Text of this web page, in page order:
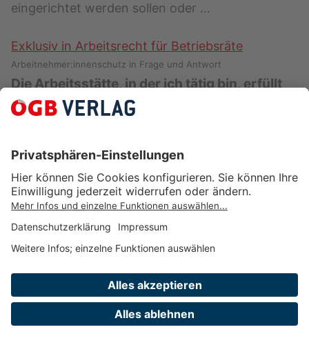
eingerichtet werden sollen oder …
Exklusiv in Arbeitsrecht für Betriebsräte
Arbeitnehmer:innenschutz in Frage und Antwort
Die Arbeitsstätte, in der ich tätig bin, erfüllt
die Voraussetzungen bzgl Fluchtwegen oder
Arbeitsstätten, die vor Inkrafttreten der
Arbeitsstättenverordnung (AStV) genutzt
wurden und deren vorhandene Ausführung
VÖGB-Skriptum Hitze und UV-Strahlung am Brennpunkt
Arbeitsstättenverordnung (AStV)
Die Arbeitsstättenverordnung regelt detaillierter,
welche Temperaturgrenzen für das Arbeiten in